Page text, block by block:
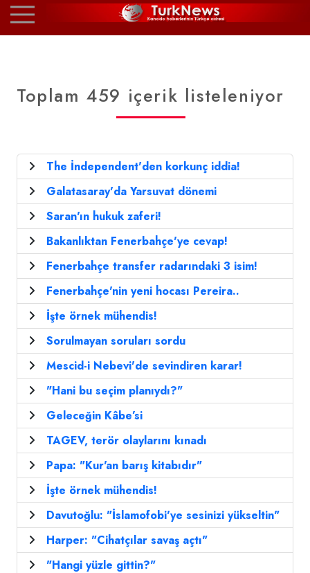
Toplam 459 içerik listeleniyor
The İndependent'den korkunç iddia!
Galatasaray'da Yarsuvat dönemi
Saran'ın hukuk zaferi!
Bakanlıktan Fenerbahçe'ye cevap!
Fenerbahçe transfer radarındaki 3 isim!
Fenerbahçe'nin yeni hocası Pereira..
İşte örnek mühendis!
Sorulmayan soruları sordu
Mescid-i Nebevi'de sevindiren karar!
"Hani bu seçim planıydı?"
Geleceğin Kâbe’si
TAGEV, terör olaylarını kınadı
Papa: "Kur'an barış kitabıdır"
İşte örnek mühendis!
Davutoğlu: "İslamofobi'ye sesinizi yükseltin"
Harper: "Cihatçılar savaş açtı"
"Hangi yüzle gittin?"